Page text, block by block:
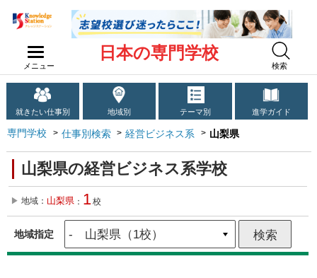
メニュー
日本の専門学校
検索
就きたい仕事別 地域別 テーマ別 進学ガイド
専門学校 仕事別検索 経営ビジネス系 山梨県
山梨県の経営ビジネス系学校
地域： 山梨県 ： 1校
地域指定